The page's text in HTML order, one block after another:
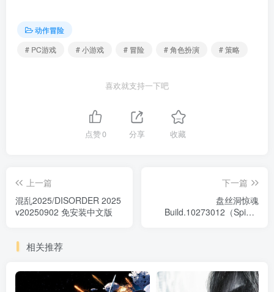
动作冒险
# PC游戏
# 小游戏 # 冒险 # 角色扮演 # 策略
喜欢就支持一下吧
点赞0 分享 收藏
上一篇
混乱2025/DISORDER 2025
v20250902 免安装中文版
下一篇
盘丝洞惊魂
Build.10273012（Spider
相关推荐